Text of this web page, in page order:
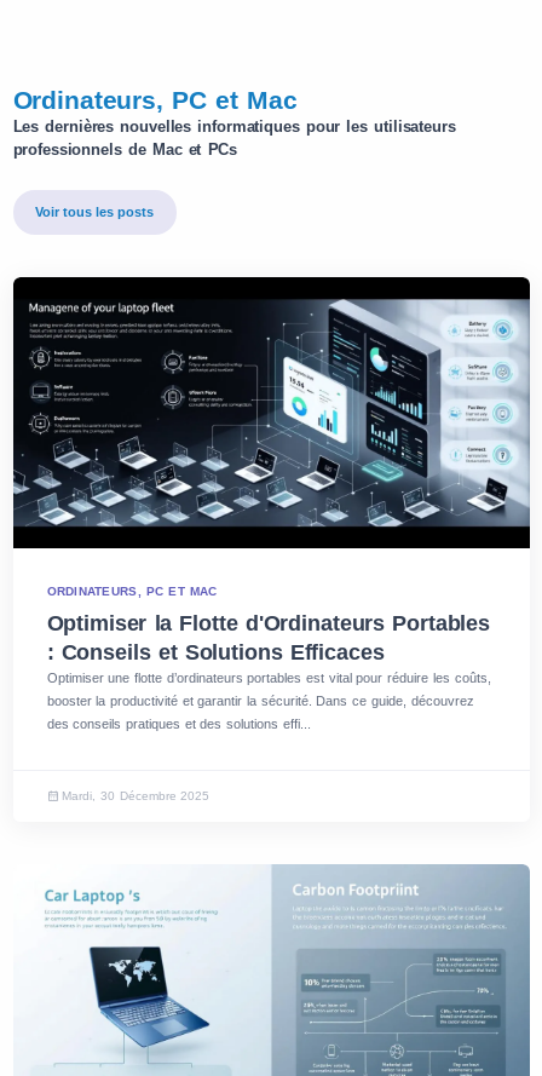
Ordinateurs, PC et Mac
Les dernières nouvelles informatiques pour les utilisateurs
professionnels de Mac et PCs
Voir tous les posts
ORDINATEURS, PC ET MAC
Optimiser la Flotte d'Ordinateurs Portables
: Conseils et Solutions Efficaces
Optimiser une flotte d’ordinateurs portables est vital pour réduire les coûts,
booster la productivité et garantir la sécurité. Dans ce guide, découvrez
des conseils pratiques et des solutions effi...
Mardi, 30 Décembre 2025